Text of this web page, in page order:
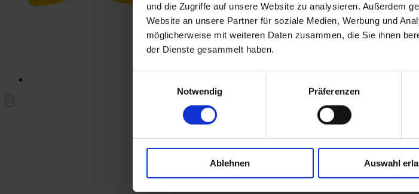
und die Zugriffe auf unsere Website zu analysieren. Außerdem
Website an unsere Partner für soziale Medien, Werbung und
möglicherweise mit weiteren Daten zusammen, die Sie ihnen
der Dienste gesammelt haben.
Notwendig
Präferenzen
Ablehnen Auswahl